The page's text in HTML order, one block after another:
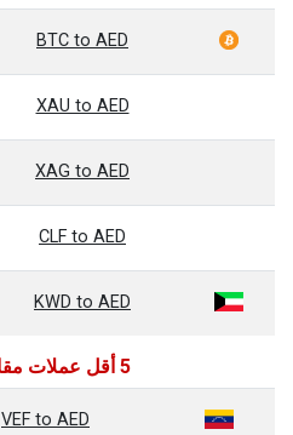
BTC to AED
XAU to AED
XAG to AED
CLF to AED
KWD to AED
5 أقل عملات مقارنة بـ AED
VEF to AED